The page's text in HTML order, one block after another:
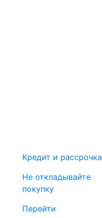
Кредит и рассрочка
Не откладывайте
покупку
Перейти